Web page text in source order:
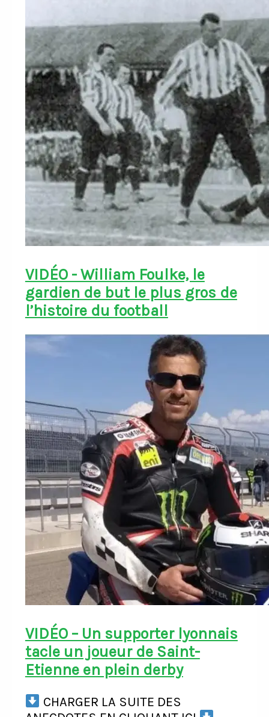
VIDÉO - William Foulke, le
gardien de but le plus gros de
l’histoire du football
VIDÉO – Un supporter lyonnais
tacle un joueur de Saint-
Etienne en plein derby
CHARGER LA SUITE DES